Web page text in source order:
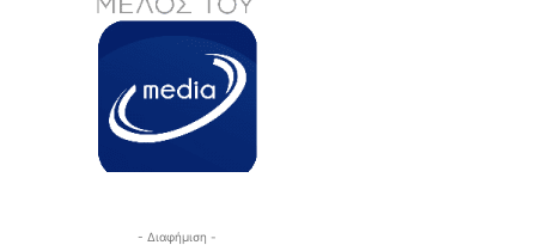
- Διαφήμιση -